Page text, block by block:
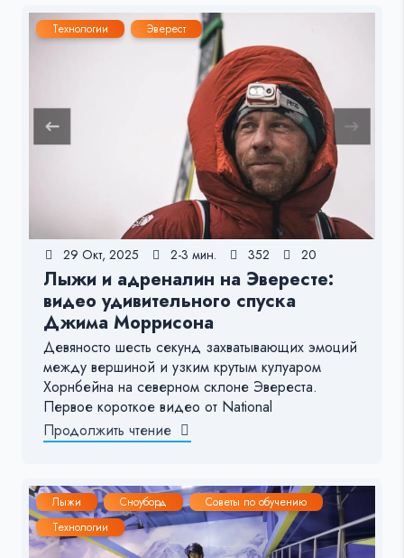
Технологии Эверест
29 Окт, 2025 2-3 мин. 352 20
Лыжи и адреналин на Эвересте:
видео удивительного спуска
Джима Моррисона
Девяносто шесть секунд захватывающих эмоций
между вершиной и узким крутым кулуаром
Хорнбейна на северном склоне Эвереста.
Первое короткое видео от National
Продолжить чтение
Лыжи Сноуборд
Советы по обучению
Технологии